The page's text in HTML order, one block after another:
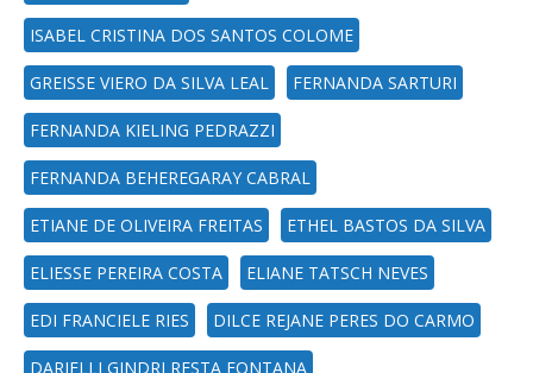
ISABEL CRISTINA DOS SANTOS COLOME
GREISSE VIERO DA SILVA LEAL FERNANDA SARTURI
FERNANDA KIELING PEDRAZZI
FERNANDA BEHEREGARAY CABRAL
ETIANE DE OLIVEIRA FREITAS ETHEL BASTOS DA SILVA
ELIESSE PEREIRA COSTA ELIANE TATSCH NEVES
EDI FRANCIELE RIES DILCE REJANE PERES DO CARMO
DARIELLI GINDRI RESTA FONTANA